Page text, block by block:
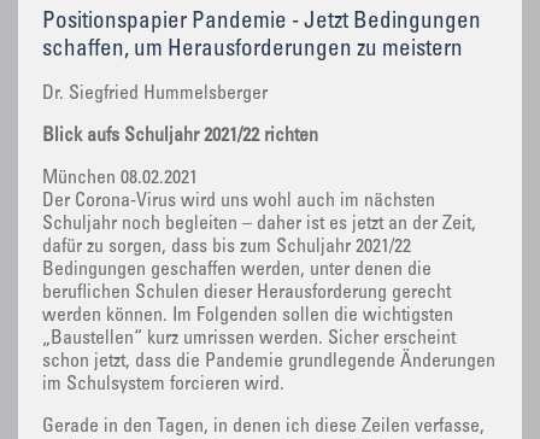
Positionspapier Pandemie - Jetzt Bedingungen
schaffen, um Herausforderungen zu meistern
Dr. Siegfried Hummelsberger
Blick aufs Schuljahr 2021/22 richten
München 08.02.2021
Der Corona-Virus wird uns wohl auch im nächsten
Schuljahr noch begleiten – daher ist es jetzt an der Zeit,
dafür zu sorgen, dass bis zum Schuljahr 2021/22
Bedingungen geschaffen werden, unter denen die
beruflichen Schulen dieser Herausforderung gerecht
werden können. Im Folgenden sollen die wichtigsten
„Baustellen“ kurz umrissen werden. Sicher erscheint
schon jetzt, dass die Pandemie grundlegende Änderungen
im Schulsystem forcieren wird.
Gerade in den Tagen, in denen ich diese Zeilen verfasse,